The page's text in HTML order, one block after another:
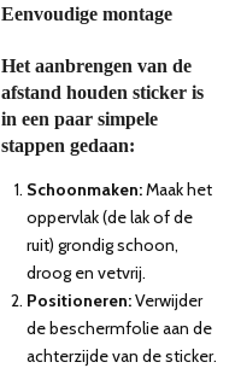
Eenvoudige montage
Het aanbrengen van de
afstand houden sticker is
in een paar simpele
stappen gedaan:
Schoonmaken:Maak het
oppervlak (de lak of de
ruit) grondig schoon,
droog en vetvrij.
Positioneren:Verwijder
de beschermfolie aan de
achterzijde van de sticker.